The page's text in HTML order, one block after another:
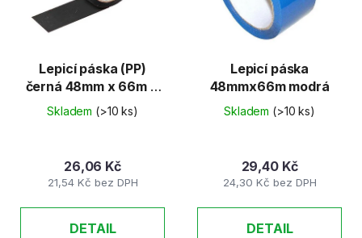
Lepicí páska (PP)
černá 48mm x 66m [1
ks]
Skladem (>10 ks)
21,54 Kč bez DPH
26,06 Kč
DETAIL
Lepicí páska
48mmx66m modrá
Skladem (>10 ks)
24,30 Kč bez DPH
29,40 Kč
DETAIL